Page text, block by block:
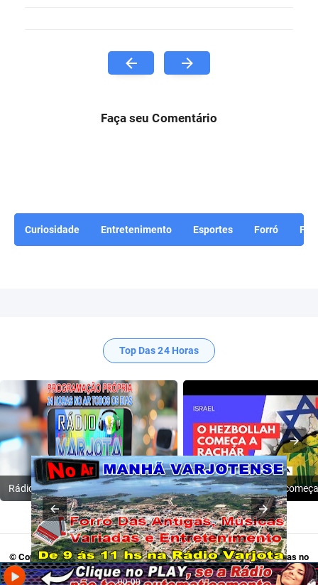
Faça seu Comentário
Curiosidade Entretenimento Esportes Forró
Top Das 24 Horas
Rádio Varjota: ((( Escute AQUI ))) | Conheça a Nossa Programação
© Copyright 2009-2024Rádio Varjota - Programação Própria, 24 Horas no
Ar. Acesse:Twitter,Tik Tok